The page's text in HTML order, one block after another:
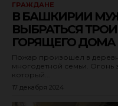
ГРАЖДАНЕ
В БАШКИРИИ
ВЫБРАТЬСЯ
ГОРЯЩЕГО ДОМА
Пожар произошел в
многодетной семьи. Огонь
который...
17 декабря 2024